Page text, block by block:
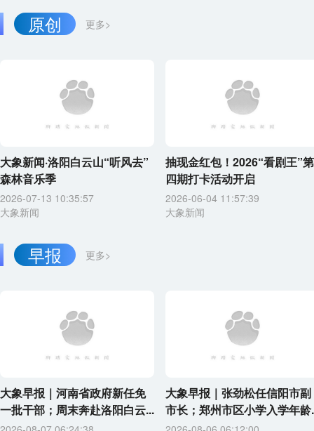
更多>
原创
大象新闻·洛阳白云山“听风去”
森林音乐季
2026-07-13 10:35:57
大象新闻
抽现金红包！2026“看剧王”第
四期打卡活动开启
2026-06-04 11:57:39
大象新闻
更多>
早报
大象早报｜河南省政府新任免
一批干部；周末奔赴洛阳白云...
大象早报｜张劲松任信阳市副
市长；郑州市区小学入学年龄